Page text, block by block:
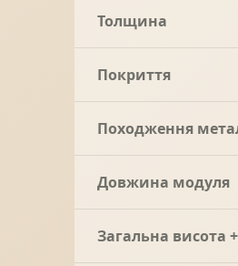
Толщина
Покриття
Походження
Довжина модуля
Загальна висота